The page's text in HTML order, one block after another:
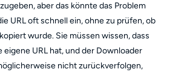
aber das könnte das Problem
URL oft schnell ein, ohne zu prüfen, ob
wurde. Sie müssen wissen, dass
eigene URL hat, und der Downloader
nicht zurückverfolgen,